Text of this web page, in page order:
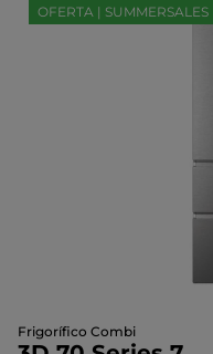
OFERTA | SUMMERSALES
Frigorífico Combi